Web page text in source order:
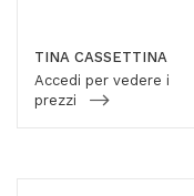
TINA CASSETTINA
Accedi per vedere i
prezzi